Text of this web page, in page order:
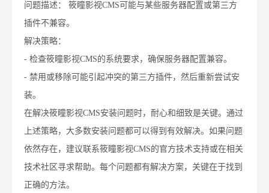
问题描述： 筱瞳影视CMS可能与某些服务器配置或第三方
插件不兼容。
解决策略：
- 检查筱瞳影视CMS的系统要求，确保服务器配置兼容。
- 禁用或移除可能引起冲突的第三方插件，然后重新尝试安
装。
在解决筱瞳影视CMS安装问题时，耐心和细致是关键。通过
上述策略，大多数安装问题都可以得到有效解决。如果问题
依然存在，建议联系筱瞳影视CMS的官方技术支持或在相关
技术社区寻求帮助。每个问题都有解决方案，关键在于找到
正确的方法。